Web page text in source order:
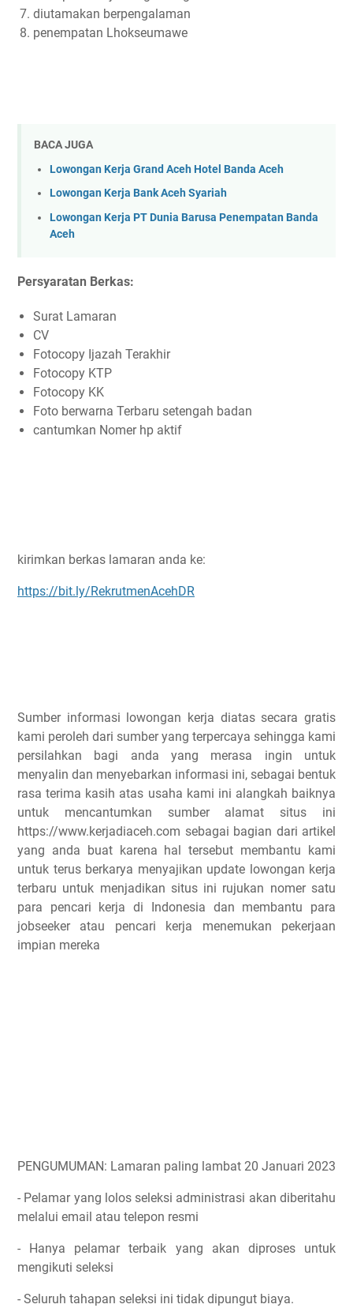
diutamakan berpengalaman
penempatan Lhokseumawe
BACA JUGA
Lowongan Kerja Grand Aceh Hotel Banda Aceh
Lowongan Kerja Bank Aceh Syariah
Lowongan Kerja PT Dunia Barusa Penempatan Banda
Aceh
Persyaratan Berkas:
Surat Lamaran
CV
Fotocopy Ijazah Terakhir
Fotocopy KTP
Fotocopy KK
Foto berwarna Terbaru setengah badan
cantumkan Nomer hp aktif
kirimkan berkas lamaran anda ke:
https://bit.ly/RekrutmenAcehDR
Sumber informasi lowongan kerja diatas secara gratis
kami peroleh dari sumber yang terpercaya sehingga kami
persilahkan bagi anda yang merasa ingin untuk
menyalin dan menyebarkan informasi ini, sebagai bentuk
rasa terima kasih atas usaha kami ini alangkah baiknya
untuk mencantumkan sumber alamat situs ini
https://www.kerjadiaceh.com sebagai bagian dari artikel
yang anda buat karena hal tersebut membantu kami
untuk terus berkarya menyajikan update lowongan kerja
terbaru untuk menjadikan situs ini rujukan nomer satu
para pencari kerja di Indonesia dan membantu para
jobseeker atau pencari kerja menemukan pekerjaan
impian mereka
PENGUMUMAN: Lamaran paling lambat 20 Januari 2023
- Pelamar yang lolos seleksi administrasi akan diberitahu
melalui email atau telepon resmi
- Hanya pelamar terbaik yang akan diproses untuk
mengikuti seleksi
- Seluruh tahapan seleksi ini tidak dipungut biaya.